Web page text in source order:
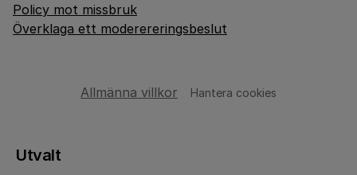
Policy mot missbruk
Överklaga ett moderereringsbeslut
Allmänna villkor Hantera cookies
Utvalt